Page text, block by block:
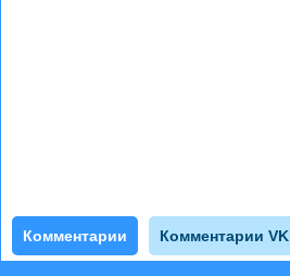
Комментарии Комментарии VK